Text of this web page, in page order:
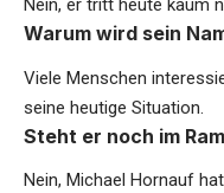
Nein, er tritt heute kaum
Warum wird sein
Viele Menschen
seine heutige Situation.
Steht er noch im
Nein, Michael Hornauf